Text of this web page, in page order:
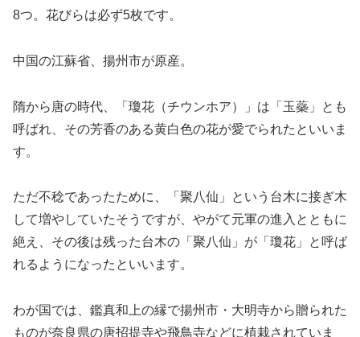
8つ。花びらは必ず5枚です。
中国の江蘇省、揚州市が原産。
隋から唐の時代、「瓊花（チウンホア）」は「玉蘂」とも
呼ばれ、その芳香のある黄白色の花が愛でられたといいま
す。
ただ不稔であったために、「聚八仙」という台木に接ぎ木
して増やしていたそうですが、やがて元軍の進入とともに
絶え、その後は残った台木の「聚八仙」が「瓊花」と呼ば
れるようになったといいます。
わが国では、鑑真和上の縁で揚州市・大明寺から贈られた
ものが奈良県の唐招提寺や飛鳥寺などに植栽されていま